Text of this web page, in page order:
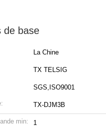
de base
La Chine
TX TELSIG
SGS,ISO9001
TX-DJM3B
min: 1